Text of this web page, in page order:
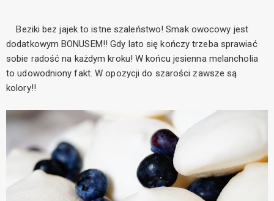
Beziki bez jajek to istne szaleństwo! Smak owocowy jest
dodatkowym BONUSEM!! Gdy lato się kończy trzeba sprawiać
sobie radość na każdym kroku! W końcu jesienna melancholia
to udowodniony fakt. W opozycji do szarości zawsze są
kolory!!